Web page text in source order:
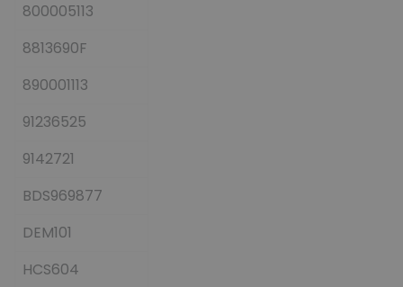
800005113
8813690F
890001113
91236525
9142721
BDS969877
DEM101
HCS604